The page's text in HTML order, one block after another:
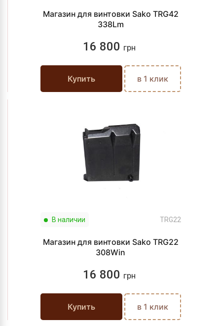
Магазин для винтовки Sako TRG42
338Lm
16 800 грн
Купить в 1 клик
В наличии TRG22
Магазин для винтовки Sako TRG22
308Win
16 800 грн
Купить в 1 клик